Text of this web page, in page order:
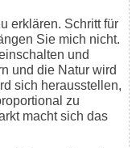
erklären. Schritt für
Sie mich nicht.
und
und die Natur wird
sich herausstellen,
zu
macht sich das